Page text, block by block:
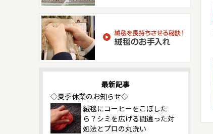
最新記事
◇夏季休業のお知らせ◇
絨毯にコーヒーをこぼした
ら？シミを広げる間違った対
処法とプロの丸洗い